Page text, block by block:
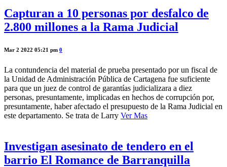
Capturan a 10 personas por desfalco de
2.800 millones a la Rama Judicial
Mar 2 2022 05:21 pm 0
La contundencia del material de prueba presentado por un fiscal de
la Unidad de Administración Pública de Cartagena fue suficiente
para que un juez de control de garantías judicializara a diez
personas, presuntamente, implicadas en hechos de corrupción por,
presuntamente, haber afectado el presupuesto de la Rama Judicial en
este departamento. Se trata de Larry Ver Mas
Investigan asesinato de tendero en el
barrio El Romance de Barranquilla